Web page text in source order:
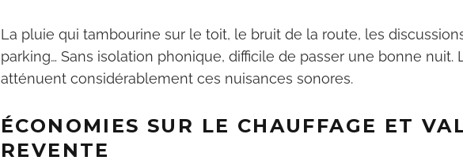
La pluie qui tambourine sur le toit, le bruit de la route, les
parking… Sans isolation phonique, difficile de passer une bonne nuit.
atténuent considérablement ces nuisances sonores.
ÉCONOMIES SUR LE CHAUFFAGE ET
REVENTE